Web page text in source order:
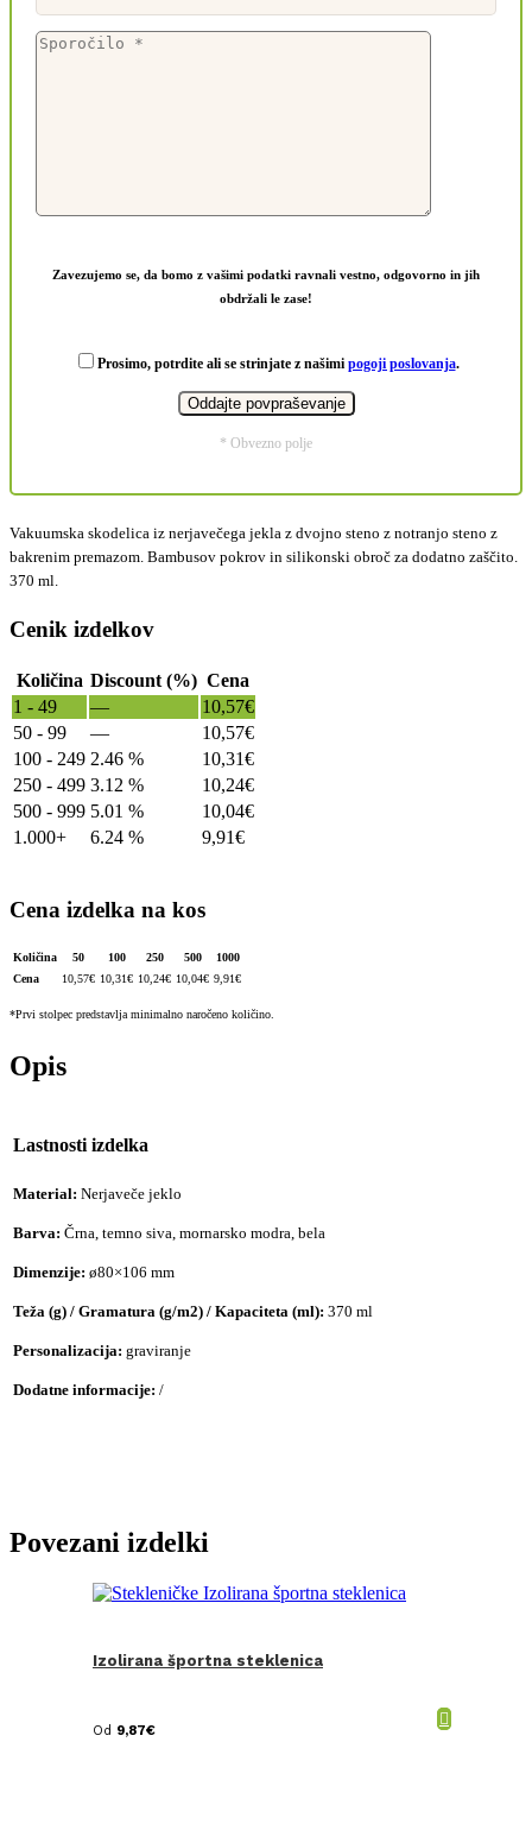
Zavezujemo se, da bomo z vašimi podatki ravnali vestno, odgovorno in jih
obdržali le zase!
Prosimo, potrdite ali se strinjate z našimi pogoji poslovanja.
* Obvezno polje
Vakuumska skodelica iz nerjavečega jekla z dvojno steno z notranjo steno z
bakrenim premazom. Bambusov pokrov in silikonski obroč za dodatno zaščito.
370 ml.
Cenik izdelkov
Količina Discount (%) Cena
1 - 49
— 10,57€
50 - 99
— 10,57€
100 - 249 2.46 % 10,31€
250 - 499 3.12 % 10,24€
500 - 999 5.01 % 10,04€
1.000+
6.24 % 9,91€
Cena izdelka na kos
Količina 50 100 250 500
1000
Cena
10,57€ 10,31€ 10,24€ 10,04€ 9,91€
*Prvi stolpec predstavlja minimalno naročeno količino.
Opis
Lastnosti izdelka
Material: Nerjaveče jeklo
Barva: Črna, temno siva, mornarsko modra, bela
Dimenzije: ø80×106 mm
Teža (g) / Gramatura (g/m2) / Kapaciteta (ml): 370 ml
Personalizacija: graviranje
Dodatne informacije: /
Povezani izdelki
Izolirana športna steklenica
Od 9,87€